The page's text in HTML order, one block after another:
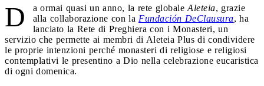
D a ormai quasi un anno, la rete globale Aleteia, grazie
alla collaborazione con la Fundación DeClausura, ha
lanciato la Rete di Preghiera con i Monasteri, un
servizio che permette ai membri di Aleteia Plus di condividere
le proprie intenzioni perché monasteri di religiose e religiosi
contemplativi le presentino a Dio nella celebrazione eucaristica
di ogni domenica.